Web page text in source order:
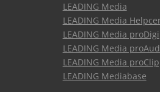
LEADING Media
LEADING Media
LEADING Media proDigi
LEADING Media
LEADING Media
LEADING Mediabase